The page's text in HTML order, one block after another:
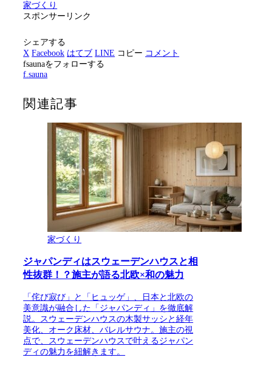
家づくり
スポンサーリンク
シェアする
X Facebook はてブ LINE コピー コメント
fsaunaをフォローする
f.sauna
関連記事
家づくり
ジャパンディはスウェーデンハウスと相
性抜群！？施主が語る北欧×和の魅力
「侘び寂び」と「ヒュッゲ」、日本と北欧の
美意識が融合した「ジャパンディ」を徹底解
説。スウェーデンハウスの木製サッシと経年
美化、オーク床材、バレルサウナ。施主の視
点で、スウェーデンハウスで叶えるジャパン
ディの魅力を紐解きます。